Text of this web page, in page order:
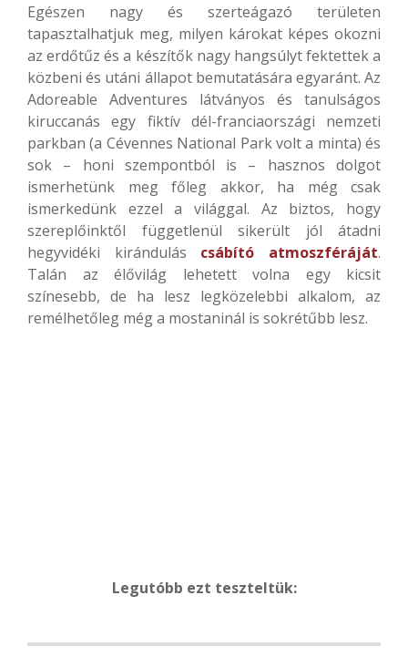
Egészen nagy és szerteágazó területen
tapasztalhatjuk meg, milyen károkat képes okozni
az erdőtűz és a készítők nagy hangsúlyt fektettek a
közbeni és utáni állapot bemutatására egyaránt. Az
Adoreable Adventures látványos és tanulságos
kiruccanás egy fiktív dél-franciaországi nemzeti
parkban (a Cévennes National Park volt a minta) és
sok – honi szempontból is – hasznos dolgot
ismerhetünk meg főleg akkor, ha még csak
ismerkedünk ezzel a világgal. Az biztos, hogy
szereplőinktől függetlenül sikerült jól átadni
hegyvidéki kirándulás csábító atmoszféráját.
Talán az élővilág lehetett volna egy kicsit
színesebb, de ha lesz legközelebbi alkalom, az
remélhetőleg még a mostaninál is sokrétűbb lesz.
Legutóbb ezt teszteltük: